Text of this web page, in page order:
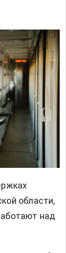
области,
над